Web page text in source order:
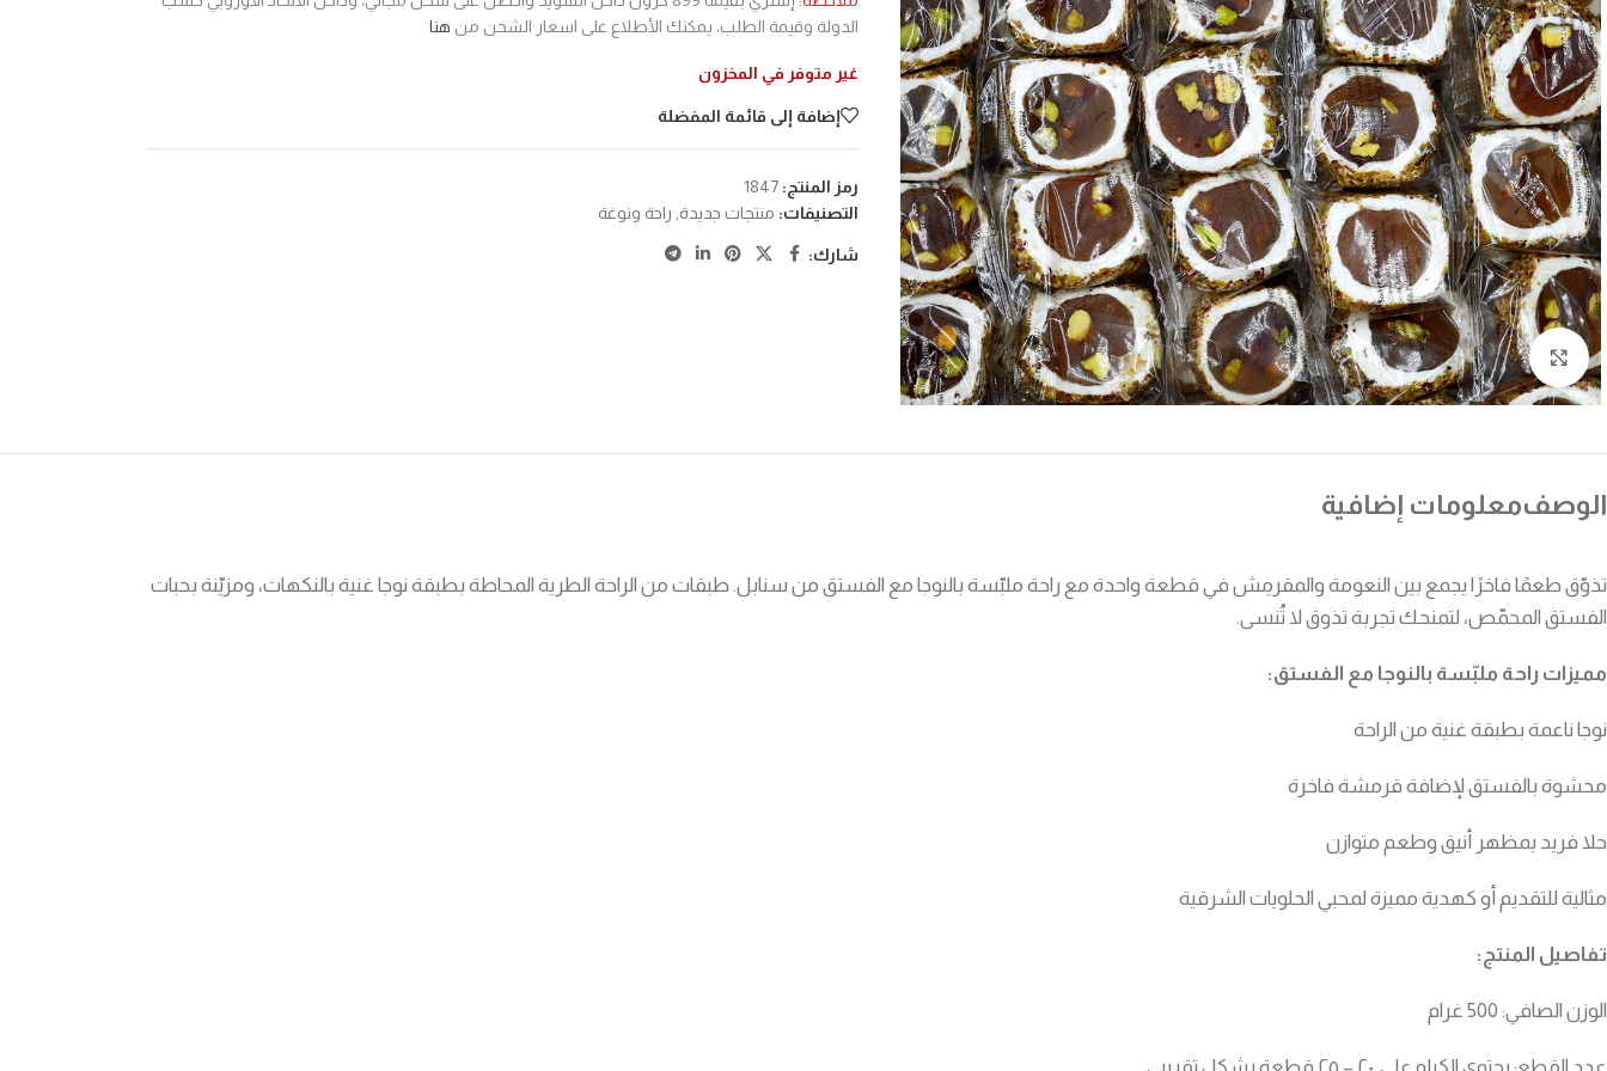
انقر للتكبير
الدولة وقيمة الطلب، يمكنك الأطلاع على اسعار الشحن من هنا
غير متوفر في المخزون
إضافة إلى قائمة المفضلة
رمز المنتج: 1847
التصنيفات: منتجات جديدة راحة ونوغة
شارك:
الوصفمعلومات إضافية
تذوّق طعمًا فاخرًا يجمع بين النعومة والمقرمِش في قطعة واحدة مع راحة ملبّسة بالنوجا مع الفستق من سنابل. طبقات من الراحة الطرية المحاطة بطبقة نوجا غنية بالنكهات، ومزيّنة بحبات
الفستق المحمّص، لتمنحك تجربة تذوق لا تُنسى.
مميزات راحة ملبّسة بالنوجا مع الفستق:
نوجا ناعمة بطبقة غنية من الراحة
محشوة بالفستق لإضافة قرمشة فاخرة
حلا فريد بمظهر أنيق وطعم متوازن
مثالية للتقديم أو كهدية مميزة لمحبي الحلويات الشرقية
تفاصيل المنتج:
الوزن الصافي: 500 غرام